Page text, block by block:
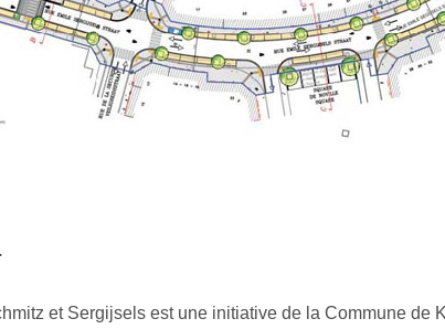
et Sergijsels est une initiative de la Commune de